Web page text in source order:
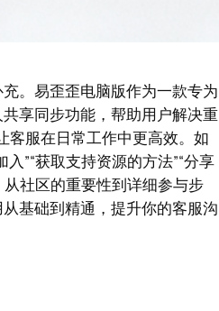
。易歪歪电脑版作为一款专为
享同步功能，帮助用户解决重
客服在日常工作中更高效。如
”“获取支持资源的方法”“分享
社区的重要性到详细参与步
基础到精通，提升你的客服沟